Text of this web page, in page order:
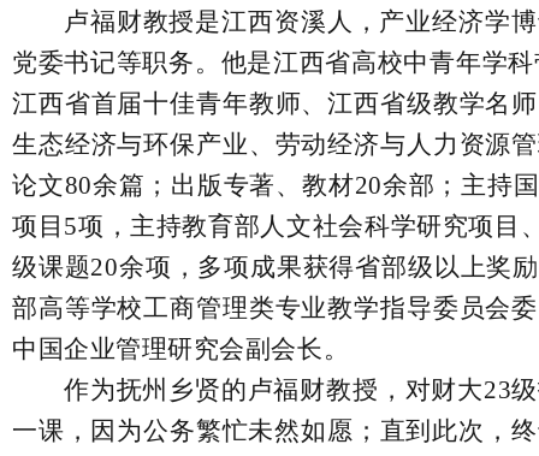
卢福财教授是江西资溪人，产业经济学
党委书记等职务。他是江西省高校中青年学
江西省首届十佳青年教师、江西省级教学名
生态经济与环保产业、劳动经济与人力资源
论文80余篇；出版专著、教材20余部；主持
项目5项，主持教育部人文社会科学研究项目
级课题20余项，多项成果获得省部级以上奖
部高等学校工商管理类专业教学指导委员会
中国企业管理研究会副会长。
作为抚州乡贤的卢福财教授，对财大23
一课，因为公务繁忙未然如愿；直到此次，